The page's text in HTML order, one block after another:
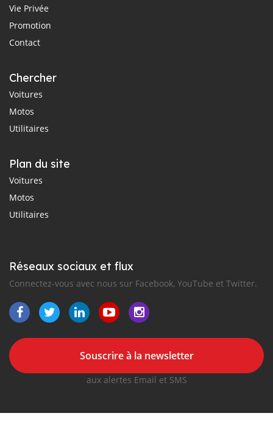
Vie Privée
Promotion
Contact
Chercher
Voitures
Motos
Utilitaires
Plan du site
Voitures
Motos
Utilitaires
Réseaux sociaux et flux
Connectez-vous avec nous sur Facebook, YouTube et Twitter.
Souscrire à la newsletter
aux alertes Email et SMS